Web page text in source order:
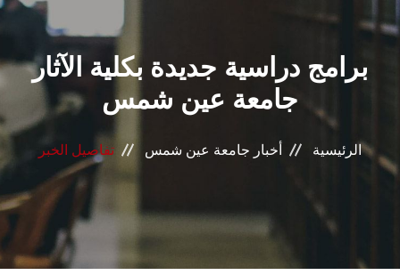
القطاعـات
الشئون الأكاديمية
البحث العلمي
الرعاية الصحية
المراكز والوحدات
الأنظمة الذكية
برامج دراسية جديدة بكلية الآثار
جامعة عين شمس
الرئيسية أخبار جامعة عين شمس تفاصيل الخبر